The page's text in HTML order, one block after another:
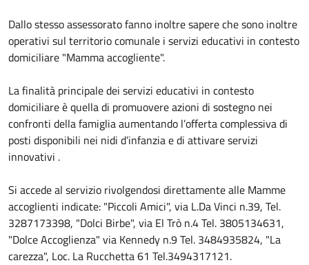
Dallo stesso assessorato fanno inoltre sapere che sono inoltre
operativi sul territorio comunale i servizi educativi in contesto
domiciliare "Mamma accogliente".
La finalità principale dei servizi educativi in contesto
domiciliare è quella di promuovere azioni di sostegno nei
confronti della famiglia aumentando l’offerta complessiva di
posti disponibili nei nidi d’infanzia e di attivare servizi
innovativi .
Si accede al servizio rivolgendosi direttamente alle Mamme
accoglienti indicate: "Piccoli Amici", via L.Da Vinci n.39, Tel.
3287173398, "Dolci Birbe", via El Trò n.4 Tel. 3805134631,
"Dolce Accoglienza" via Kennedy n.9 Tel. 3484935824, "La
carezza", Loc. La Rucchetta 61 Tel.3494317121.